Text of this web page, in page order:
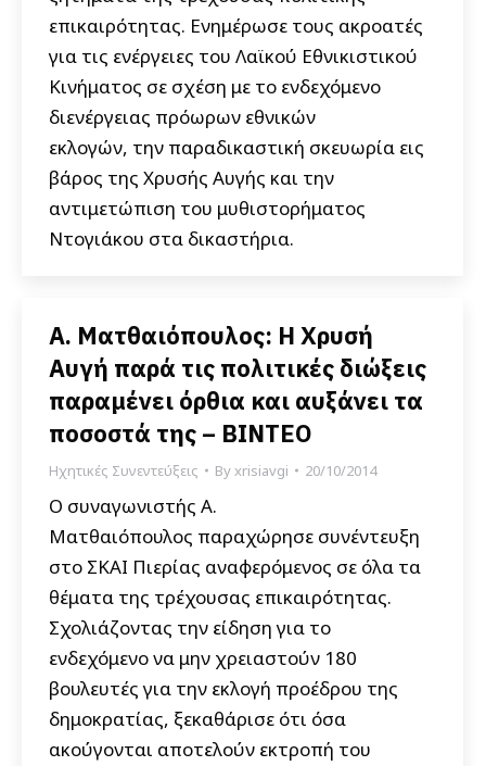
επικαιρότητας. Ενημέρωσε τους ακροατές
για τις ενέργειες του Λαϊκού Εθνικιστικού
Κινήματος σε σχέση με το ενδεχόμενο
διενέργειας πρόωρων εθνικών
εκλογών, την παραδικαστική σκευωρία εις
βάρος της Χρυσής Αυγής και την
αντιμετώπιση του μυθιστορήματος
Ντογιάκου στα δικαστήρια.
Α. Ματθαιόπουλος: H Χρυσή
Αυγή παρά τις πολιτικές διώξεις
παραμένει όρθια και αυξάνει τα
ποσοστά της – ΒΙΝΤΕΟ
Ηχητικές Συνεντεύξεις Byxrisiavgi 20/10/2014
Ο συναγωνιστής Α.
Ματθαιόπουλος παραχώρησε συνέντευξη
στο ΣΚΑΙ Πιερίας αναφερόμενος σε όλα τα
θέματα της τρέχουσας επικαιρότητας.
Σχολιάζοντας την είδηση για το
ενδεχόμενο να μην χρειαστούν 180
βουλευτές για την εκλογή προέδρου της
δημοκρατίας, ξεκαθάρισε ότι όσα
ακούγονται αποτελούν εκτροπή του